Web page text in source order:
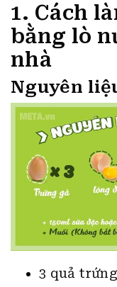
1. Cách
bằng lò
nhà
Nguyên
3 quả